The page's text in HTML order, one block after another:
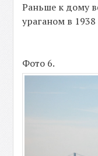
Раньше к дому
ураганом в 1938
Фото 6.